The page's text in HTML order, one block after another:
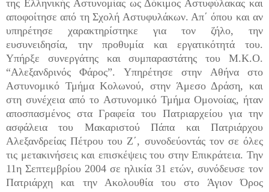
της Ελληνικής Αστυνομίας ως Δόκιμος Αστυφύλακας και
αποφοίτησε από τη Σχολή Αστυφυλάκων. Απ΄ όπου και αν
υπηρέτησε χαρακτηρίστηκε για τον ζήλο, την
ευσυνειδησία, την προθυμία και εργατικότητά του.
Υπήρξε συνεργάτης και συμπαραστάτης του Μ.Κ.Ο.
“Αλεξανδρινός Φάρος”. Υπηρέτησε στην Αθήνα στο
Αστυνομικό Τμήμα Κολωνού, στην Άμεσο Δράση, και
στη συνέχεια από το Αστυνομικό Τμήμα Ομονοίας, ήταν
αποσπασμένος στα Γραφεία του Πατριαρχείου για την
ασφάλεια του Μακαριστού Πάπα και Πατριάρχου
Αλεξανδρείας Πέτρου του Ζ΄, συνοδεύοντάς τον σε όλες
τις μετακινήσεις και επισκέψεις του στην Επικράτεια. Την
11η Σεπτεμβρίου 2004 σε ηλικία 31 ετών, συνόδευσε τον
Πατριάρχη και την Ακολουθία του στο Άγιον Όρος